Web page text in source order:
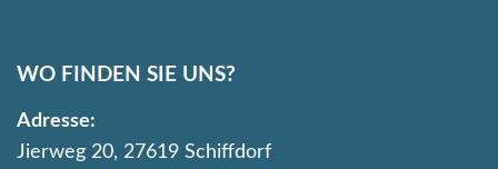
WO FINDEN SIE UNS?
Adresse:
Jierweg 20, 27619 Schiffdorf